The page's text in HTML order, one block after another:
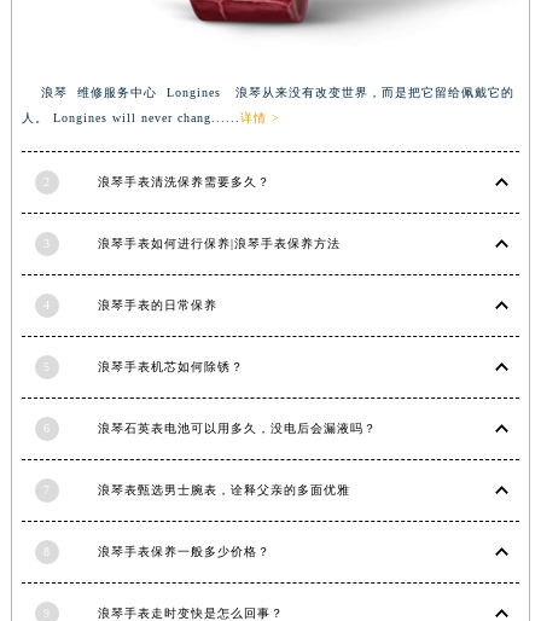
浪琴 维修服务中心 Longines 浪琴从来没有改变世界，而是把它留给佩戴它的
人。 Longines will never chang...... 详情 >
2 浪琴手表清洗保养需要多久？
3 浪琴手表如何进行保养|浪琴手表保养方法
4 浪琴手表的日常保养
5 浪琴手表机芯如何除锈？
6 浪琴石英表电池可以用多久，没电后会漏液吗？
7 浪琴表甄选男士腕表，诠释父亲的多面优雅
8 浪琴手表保养一般多少价格？
9 浪琴手表走时变快是怎么回事？